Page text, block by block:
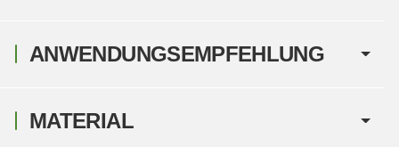
ANWENDUNGSEMPFEHLUNG
MATERIAL